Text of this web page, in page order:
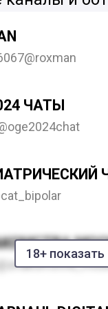
@roxman
ЧАТЫ
18+ показать